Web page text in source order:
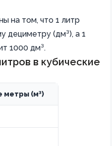
на том, что 1 литр
дециметру (дм³), а 1
1000 дм³.
в кубические
метры (м³)